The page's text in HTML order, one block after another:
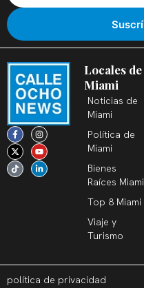
F
a
c
e
b
o
o
I
n
s
t
a
g
r
X
-
t
w
i
t
t
Y
o
u
t
u
b
e
T
i
k
t
o
k
L
i
n
k
e
d
i
Locales de
Miami
Noticias de
Miami
Política de
Miami
Bienes
Raíces Miami
Top 8 Miami
Viaje y
Turismo
política de privacidad